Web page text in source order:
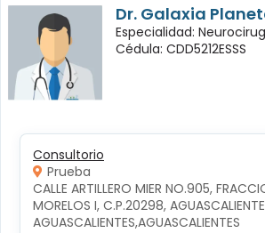
Dr. Galaxia
Especialidad:
Cédula: CDD5212ESSS
Consultorio
Prueba
CALLE ARTILLERO MIER NO.905,
MORELOS I, C.P.20298,
AGUASCALIENTES,AGUASCALIENTES